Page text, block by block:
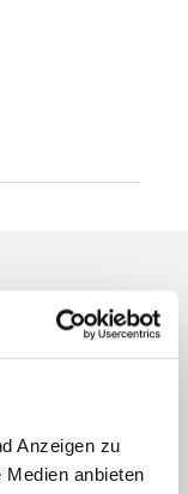
Anzeigen zu
anbieten